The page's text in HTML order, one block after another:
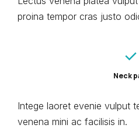
proina tempor cras justo
Neck
Intege laoret evenie vulput
venena mini ac facilisis in.